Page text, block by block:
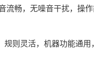
畅，无噪音干扰，操作
则灵活，机器功能通用